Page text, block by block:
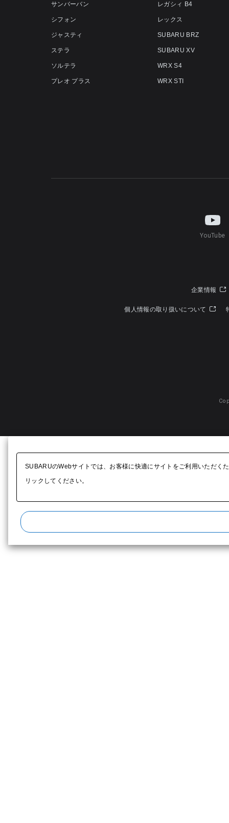
サンバーバン
シフォン
ジャスティ
ステラ
ソルテラ
プレオ プラス
レガシィ B4
レックス
SUBARU BRZ
SUBARU XV
WRX S4
WRX STI
YouTube
企業情報
個人情報の取り扱いについて
SUBARUのWebサイトでは、お客様に快適にサイトをご利用いただく
リックしてください。​